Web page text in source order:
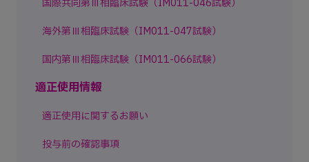
国際共同第Ⅲ相臨床試験（IM011-046試験）
海外第Ⅲ相臨床試験（IM011-047試験）
国内第Ⅲ相臨床試験（IM011-066試験）
適正使用情報
適正使用に関するお願い
投与前の確認事項